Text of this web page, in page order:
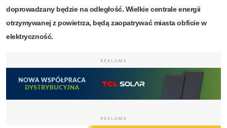
doprowadzany będzie na odległość. Wielkie centrale energii
otrzymywanej z powietrza, będą zaopatrywać miasta obficie w
elektryczność.
REKLAMA
REKLAMA